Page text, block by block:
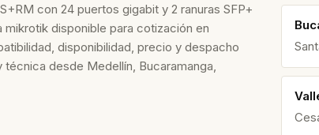
con 24 puertos gigabit y 2 ranuras SFP+
disponible para cotización en
disponibilidad, precio y despacho
desde Medellín, Bucaramanga,